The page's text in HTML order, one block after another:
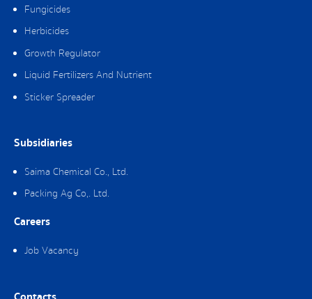
Fungicides
Herbicides
Growth Regulator
Liquid Fertilizers And Nutrient
Sticker Spreader
Subsidiaries
Saima Chemical Co., Ltd.
Packing Ag Co,. Ltd.
Careers
Job Vacancy